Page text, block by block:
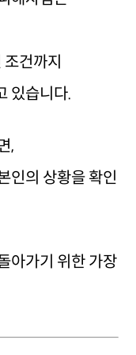
건까지
있습니다.
,
인의 상황을 확인
아가기 위한 가장